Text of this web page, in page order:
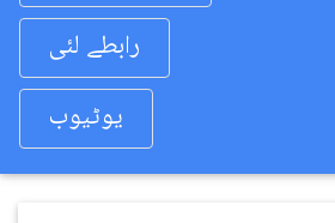
رابطے لئی
یوٹیوب